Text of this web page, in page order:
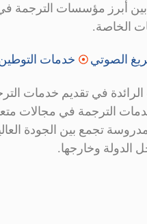
بين أبرز مؤسسات الترجمة
الخاصة.
الصوتي خدمات
الترجمة في مجالات
تجمع بين الجودة
الدولة وخارجها.